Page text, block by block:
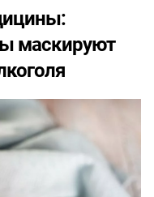
маскируют